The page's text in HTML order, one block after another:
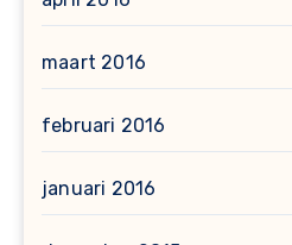
maart 2016
februari 2016
januari 2016